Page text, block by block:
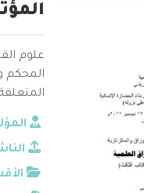
علوم
المحكم